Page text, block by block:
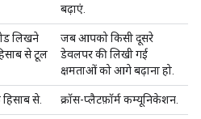
बढ़ाएं.
लिखने
से टूल
जब आपको किसी दूसरे
डेवलपर की लिखी गई
क्षमताओं को आगे बढ़ाना हो.
से. क्रॉस-प्लैटफ़ॉर्म कम्यूनिकेशन.